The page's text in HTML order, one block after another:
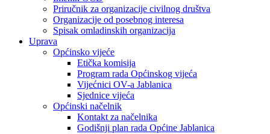
Priručnik za organizacije civilnog društva
Organizacije od posebnog interesa
Spisak omladinskih organizacija
Uprava
Općinsko vijeće
Etička komisija
Program rada Općinskog vijeća
Vijećnici OV-a Jablanica
Sjednice vijeća
Općinski načelnik
Kontakt za načelnika
Godišnji plan rada Općine Jablanica